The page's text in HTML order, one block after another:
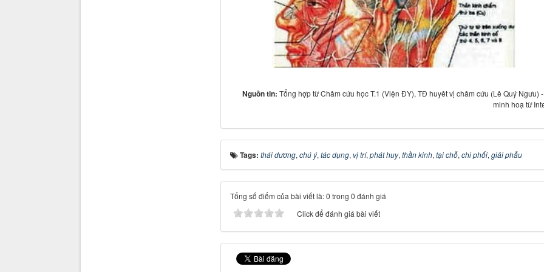
Nguồn tin:Tổng hợp từ Châm cứu học T.1 (Viện ĐY), TĐ huyêt vị châm cứu (Lê Quý Ngưu)
minh hoạ từ
Tags: thái dương, chú ý, tác dụng, vị trí, phát huy, thần kinh, tại chỗ, chi phối, giải phẫu
Tổng số điểm của bài viết là: 0 trong 0 đánh giá
Click để đánh giá bài viết